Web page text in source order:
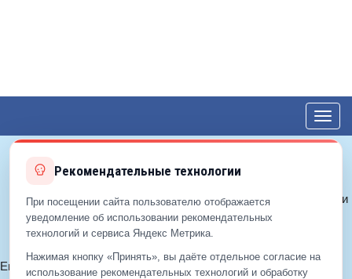
© 2012—2026 ЕДС-Королёв
Политика конфиденциальности
Политика cookie
Согласие на обработку ПДн
Email: info@eds-korolev.ru
+7 (499) 929-99-99
Рекомендательные технологии
При посещении сайта пользователю отображается
уведомление об использовании рекомендательных
технологий и сервиса Яндекс Метрика.
Нажимая кнопку «Принять», вы даёте отдельное согласие на
использование рекомендательных технологий и обработку